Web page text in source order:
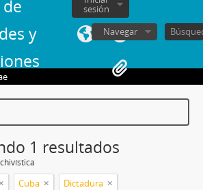
y
sesión
Navegar
1 resultados
Cuba Dictadura